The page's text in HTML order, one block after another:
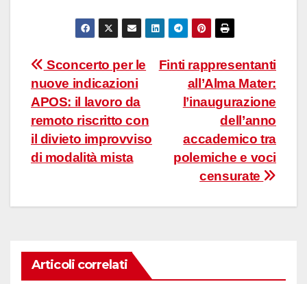
Navigazione
articoli
Finti rappresentanti
all’Alma Mater:
l’inaugurazione
dell’anno
accademico tra
polemiche e voci
censurate
Sconcerto per le
nuove indicazioni
APOS: il lavoro da
remoto riscritto con
il divieto improvviso
di modalità mista
Articoli correlati